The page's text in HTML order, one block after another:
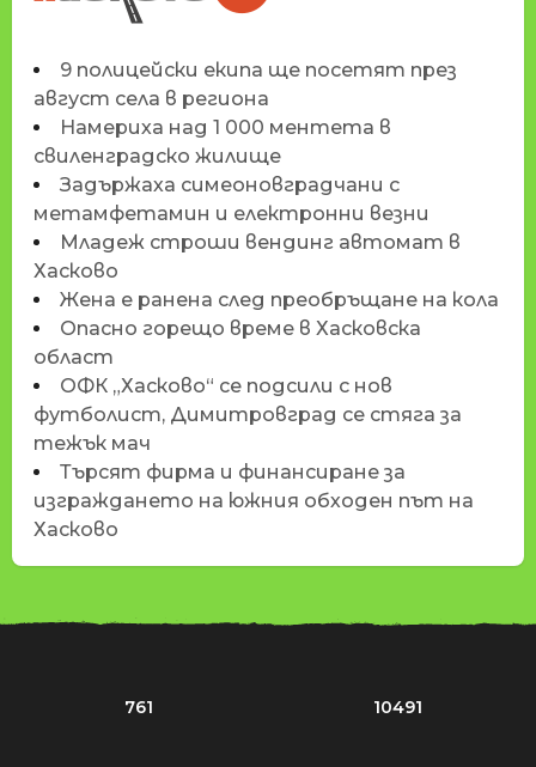
9 полицейски екипа ще посетят през
август села в региона
Намериха над 1 000 ментета в
свиленградско жилище
Задържаха симеоновградчани с
метамфетамин и електронни везни
Младеж строши вендинг автомат в
Хасково
Жена е ранена след преобръщане на кола
Опасно горещо време в Хасковска
област
ОФК „Хасково“ се подсили с нов
футболист, Димитровград се стяга за
тежък мач
Търсят фирма и финансиране за
изграждането на южния обходен път на
Хасково
761 10491